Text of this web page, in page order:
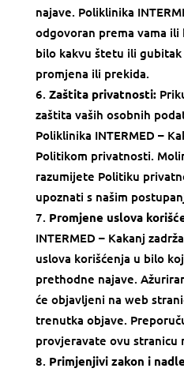
najave. Poliklinika
odgovoran prema vama
bilo kakvu štetu ili
promjena ili prekida.
Zaštita privatnosti:
zaštita vaših osobnih
Poliklinika INTERMED –
Politikom privatnosti.
razumijete Politiku
upoznati s našim
Promjene uslova
INTERMED – Kakanj
uslova korišćenja u bilo
prethodne najave.
će objavljeni na web
trenutka objave.
provjeravate ovu stranicu
Primjenjivi zakon i